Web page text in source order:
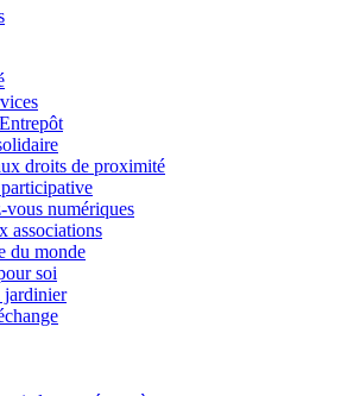
droits de proximité
vous numériques
associations
du monde
soi
jardinier